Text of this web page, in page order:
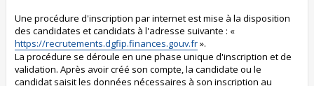
Une procédure d'inscription par internet est mise à la disposition
des candidates et candidats à l'adresse suivante : «
https://recrutements.dgfip.finances.gouv.fr».
La procédure se déroule en une phase unique d'inscription et de
validation. Après avoir créé son compte, la candidate ou le
candidat saisit les données nécessaires à son inscription au